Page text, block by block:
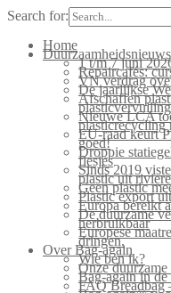
Search for:
Home
1 t/m 7 juni
Repaircafés:
VN verdrag
De jaarlijkse
Afschaffen
plasticvervuiling
Nieuwe LCA
plasticrecycling
EU-raad keurt
goed!
Droppie
flesjes
Sinds 2019
plastic uit
Geen plastic
Plastic export
Europa bereikt
De duurzame
herbruikbaar
Europese
dringen.
Over Bag-again
Wie ben ik?
Onze duurzame
Bag-again in de
FAQ Breadbag